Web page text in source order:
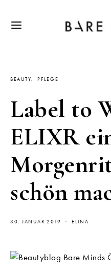
BEAUTY PFLEGE
Label to
ELIXR
schön
30. JANUAR 2019 ELINA